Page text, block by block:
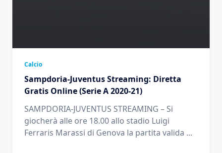
Calcio
Sampdoria-Juventus Streaming: Diretta
Gratis Online (Serie A 2020-21)
SAMPDORIA-JUVENTUS STREAMING – Si
giocherà alle ore 18.00 allo stadio Luigi
Ferraris Marassi di Genova la partita valida ...